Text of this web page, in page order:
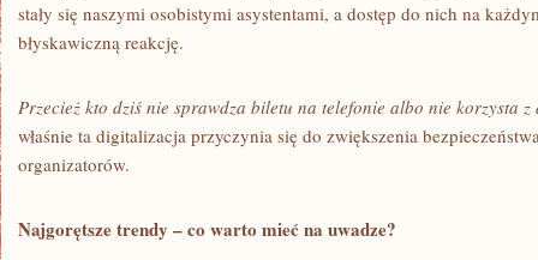
stały się naszymi osobistymi asystentami, a dostęp do nich na
błyskawiczną reakcję.
Przecież kto dziś nie sprawdza biletu na telefonie albo nie korzysta
właśnie ta digitalizacja przyczynia się do zwiększenia
organizatorów.
Najgorętsze trendy – co warto mieć na uwadze?